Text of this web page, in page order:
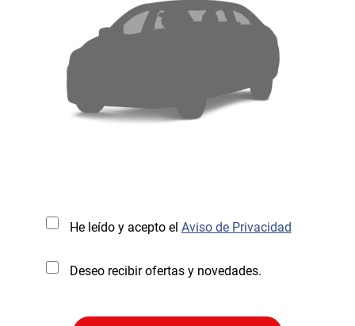
He leído y acepto el Aviso de Privacidad
Deseo recibir ofertas y novedades.